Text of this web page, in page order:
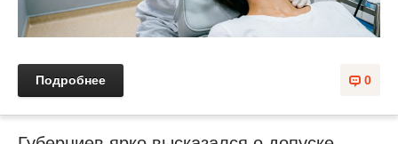
0
Подробнее